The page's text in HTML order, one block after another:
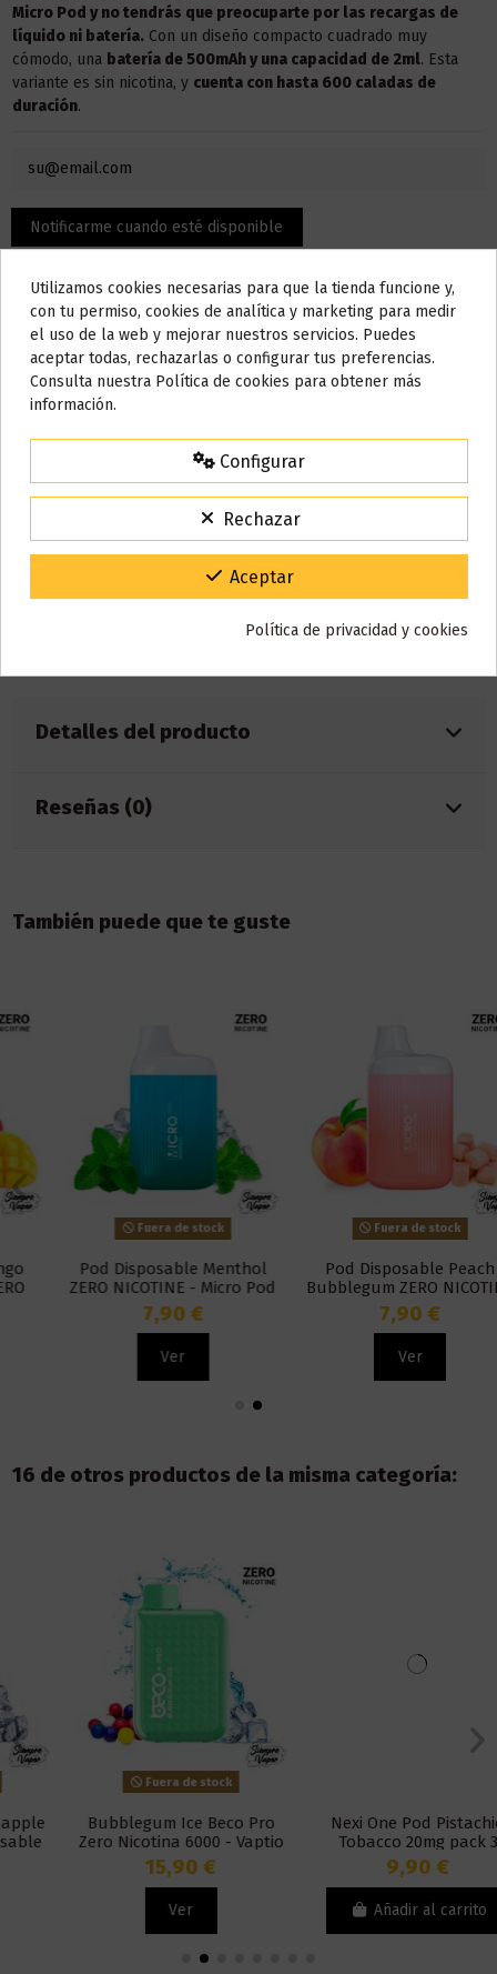
Micro Pod y no tendrás que preocuparte por las recargas de
líquido ni batería.Con un diseño compacto cuadrado muy
cómodo, una batería de 500mAh y una capacidad de 2ml. Esta
variante es sin nicotina, y cuenta con hasta 600 caladas de
duración.
Descripción
Capacidad: 2ml
Batería: 500mAh
Detalles del producto
Reseñas (0)
También puede que te guste
Fuera de stock
Pod Disposable Menthol
ZERO NICOTINE - Micro Pod
7,90 €
Fuera de stock
Pod Disposable Peach
Bubblegum ZERO NICOTINE
- Micro Pod
7,90 €
16 de otros productos de la misma categoría:
Fuera de stock
Bubblegum Ice Beco Pro
Zero Nicotina 6000 - Vaptio
15,90 €
Nexi One Pod Pistachio
Tobacco 20mg pack 3
Unidades - Aspire
9,90 €
Añadir al carrito
Do not show again.
AVISO IMPORTANTE
Nos tomamos unos días
Todos los pedidos realizados desde el
15% de descuento
Para agradecerte la espera durante estos días.
Código:VACACIONES15
Gracias por tu paciencia y por seguir confiando en nosotros.
Utilizamos cookies necesarias para que la tienda funcione y,
con tu permiso, cookies de analítica y marketing para medir
el uso de la web y mejorar nuestros servicios. Puedes
aceptar todas, rechazarlas o configurar tus preferencias.
Consulta nuestra Política de cookies para obtener más
información.
Configurar
Rechazar
Aceptar
Política de privacidad y cookies